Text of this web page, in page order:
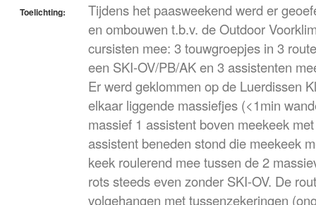
Toelichting:
Tijdens het paasweekend werd er
en ombouwen t.b.v. de Outdoor
cursisten mee: 3 touwgroepjes in 3
een SKI-OV/PB/AK en 3 assistenten
Er werd geklommen op de Luerdissen
elkaar liggende massiefjes (<1min
massief 1 assistent boven meekeek
assistent beneden stond die meekeek
keek roulerend mee tussen de 2
rots steeds even zonder SKI-OV. De
volgehangen met tussenzekeringen